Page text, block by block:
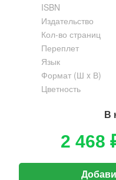
ISBN
Издательство
Кол-во страниц
Переплет
Язык
Формат (Ш x В)
Цветность
В
2 468